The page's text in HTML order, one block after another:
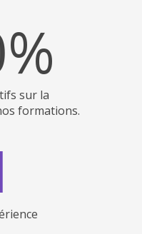
sur la
formations.